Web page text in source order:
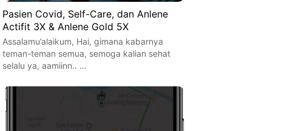
Pasien Covid, Self-Care, dan Anlene
Actifit 3X & Anlene Gold 5X
Assalamu’alaikum, Hai, gimana kabarnya
teman-teman semua, semoga kalian sehat
selalu ya, aamiinn.. …